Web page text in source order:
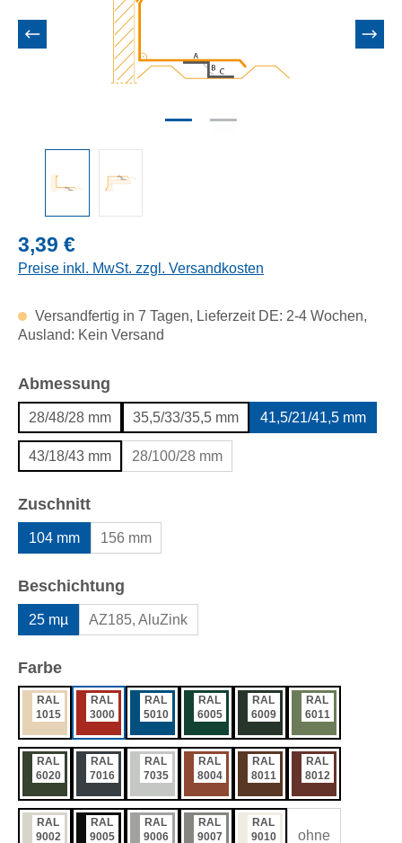
Regulärer Preis:
3,39 €
Preise inkl. MwSt. zzgl. Versandkosten
Versandfertig in 7 Tagen, Lieferzeit DE: 2-4 Wochen,
Ausland: Kein Versand
Abmessung
28/48/28 mm 35,5/33/35,5 mm 41,5/21/41,5 mm
43/18/43 mm 28/100/28 mm
Zuschnittauswählen
104 mm 156 mm
Beschichtung
25 mµ AZ185, AluZink
Farbeauswählen
RAL
1015
RAL
3000
RAL
5010
RAL
6005
RAL
6009
RAL
6011
RAL
6020
RAL
7016
RAL
7035
RAL
8004
RAL
8011
RAL
8012
RAL
9002
RAL
9005
RAL
9006
RAL
9007
RAL
9010
ohne